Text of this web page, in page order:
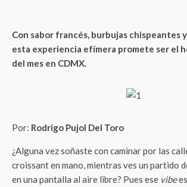
Con sabor francés, burbujas chispeantes
esta experiencia efímera promete ser el
del mes en CDMX.
Por: Rodrigo Pujol Del Toro
¿Alguna vez soñaste con caminar por las
croissant en mano, mientras ves un partido
en una pantalla al aire libre? Pues ese vibe